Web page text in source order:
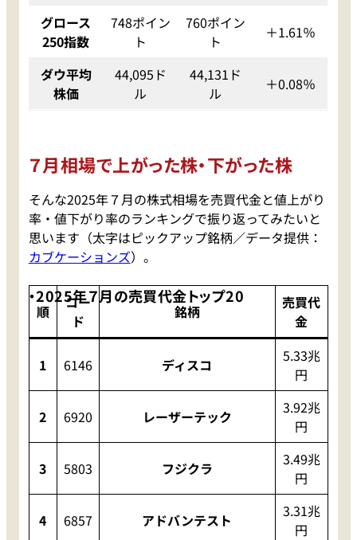
グロース
250指数
748ポイン
ト
760ポイン
ト
＋1.61％
ダウ平均
株価
44,095ド
ル
44,131ド
ル
＋0.08％
７月相場で上がった株・下がった株
そんな2025年７月の株式相場を売買代金と値上がり
率・値下がり率のランキングで振り返ってみたいと
思います（太字はピックアップ銘柄／データ提供：
カブケーションズ）。
・2025年７月の売買代金トップ20
順
コー
ド
銘柄
売買代
金
1 6146 ディスコ
5.33兆
円
2 6920 レーザーテック
3.92兆
円
3 5803 フジクラ
3.49兆
円
4 6857 アドバンテスト
3.31兆
円